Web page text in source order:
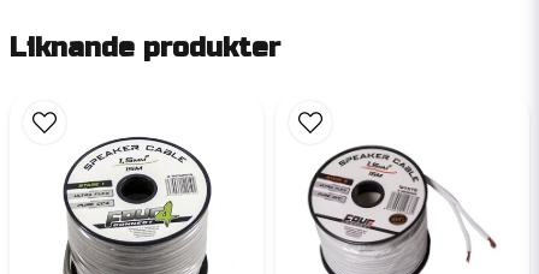
Liknande produkter